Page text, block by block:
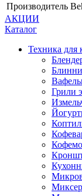
Производитель
АКЦИИ
Каталог
Техника для
Грили